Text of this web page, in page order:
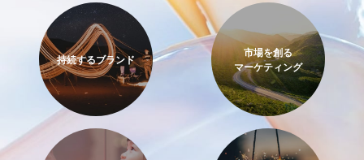
持続するブランド
市場を創る
マーケティング